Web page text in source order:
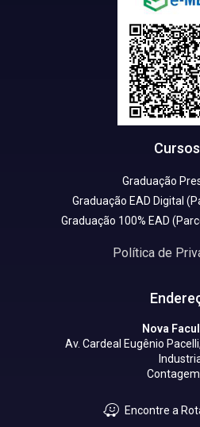
Cursos
Graduação
Graduação EAD Digital
Graduação 100% EAD
Política de
Nova
Av. Cardeal Eugênio
Encontre a